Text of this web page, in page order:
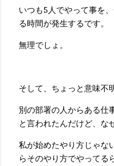
いつも5人でやって事を
る時間が発生するです。
無理でしょ。
そして、ちょっと意味不
別の部署の人からある仕
と言われたんだけど、な
私が始めたやり方じゃな
らそのやり方でやってる